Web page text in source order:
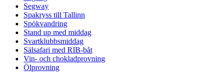
Segway
Spakryss till Tallinn
Spökvandring
Stand up med middag
Svartklubbsmiddag
Sälsafari med RIB-båt
Vin- och chokladprovning
Ölprovning